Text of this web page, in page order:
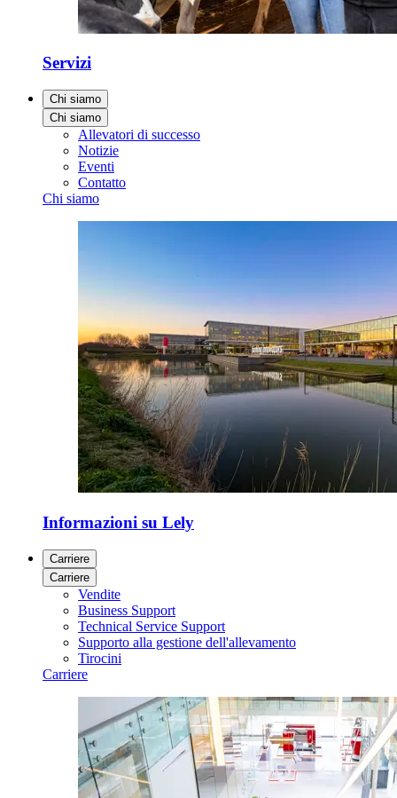
Servizi
Chi siamo
Chi siamo
Allevatori di successo
Notizie
Eventi
Contatto
Chi siamo
Informazioni su Lely
Carriere
Carriere
Vendite
Business Support
Technical Service Support
Supporto alla gestione dell'allevamento
Tirocini
Carriere